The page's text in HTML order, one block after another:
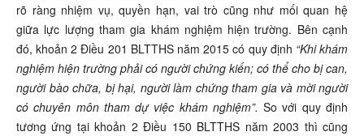
rõ ràng nhiệm vụ, quyền hạn, vai trò cũng như mối quan hệ
giữa lực lượng tham gia khám nghiệm hiện trường. Bên cạnh
đó, khoản 2 Điều 201 BLTTHS năm 2015 có quy định “Khi khám
nghiệm hiện trường phải có người chứng kiến; có thể cho bị can,
người bào chữa, bị hại, người làm chứng tham gia và mời người
có chuyên môn tham dự việc khám nghiệm”.So với quy định
tương ứng tại khoản 2 Điều 150 BLTTHS năm 2003 thì cũng